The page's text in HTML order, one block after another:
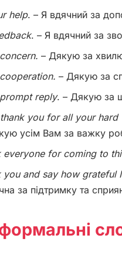
help. – Я вдячний за
. – Я вдячний за
concern. – Дякую за
cooperation. – Дякую за
prompt reply. – Дякую за
you for all your
усім Вам за важку
everyone for coming to
you and say how grateful I
за підтримку та